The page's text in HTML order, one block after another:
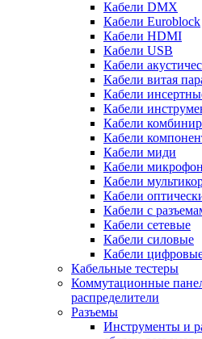
Кабели DMX
Кабели Euroblock
Кабели HDMI
Кабели USB
Кабели
Кабели витая
Кабели
Кабели
Кабели
Кабели
Кабели миди
Кабели
Кабели
Кабели
Кабели с
Кабели сетевые
Кабели силовые
Кабели
Кабельные тестеры
Коммутационные
распределители
Разъемы
Инструменты и